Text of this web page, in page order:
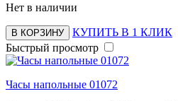
Нет в наличии
В КОРЗИНУ
КУПИТЬ В 1 КЛИК
Быстрый просмотр
Часы напольные 01072